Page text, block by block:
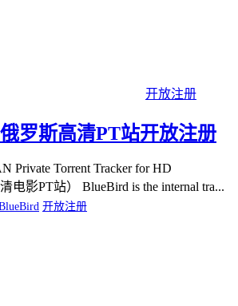
开放注册
罗斯高清PT站开放注册
Private Torrent Tracker for HD
电影PT站） BlueBird is the internal tra...
开放注册